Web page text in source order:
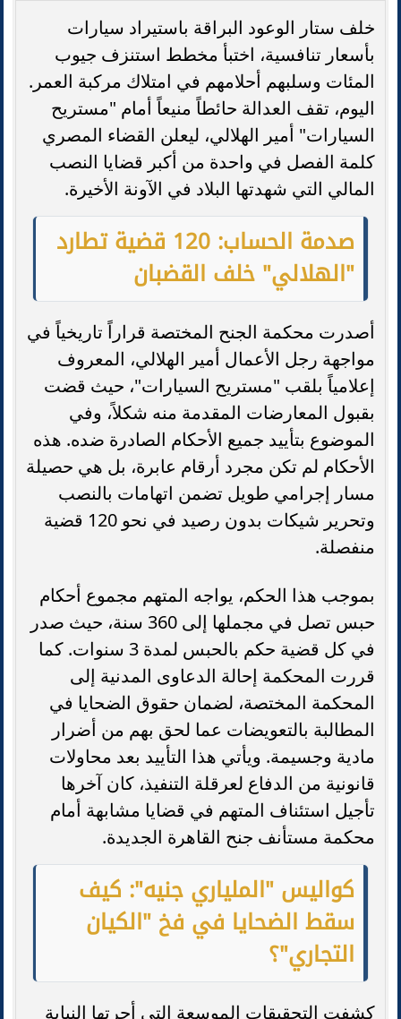
خلف ستار الوعود البراقة باستيراد سيارات
بأسعار تنافسية، اختبأ مخطط استنزف جيوب
المئات وسلبهم أحلامهم في امتلاك مركبة العمر.
اليوم، تقف العدالة حائطاً منيعاً أمام "مستريح
السيارات" أمير الهلالي، ليعلن القضاء المصري
كلمة الفصل في واحدة من أكبر قضايا النصب
المالي التي شهدتها البلاد في الآونة الأخيرة.
صدمة الحساب: 120 قضية تطارد
"الهلالي" خلف القضبان
أصدرت محكمة الجنح المختصة قراراً تاريخياً في
مواجهة رجل الأعمال أمير الهلالي، المعروف
إعلامياً بلقب "مستريح السيارات"، حيث قضت
بقبول المعارضات المقدمة منه شكلاً، وفي
الموضوع بتأييد جميع الأحكام الصادرة ضده. هذه
الأحكام لم تكن مجرد أرقام عابرة، بل هي حصيلة
مسار إجرامي طويل تضمن اتهامات بالنصب
وتحرير شيكات بدون رصيد في نحو 120 قضية
منفصلة.
بموجب هذا الحكم، يواجه المتهم مجموع أحكام
حبس تصل في مجملها إلى 360 سنة، حيث صدر
في كل قضية حكم بالحبس لمدة 3 سنوات. كما
قررت المحكمة إحالة الدعاوى المدنية إلى
المحكمة المختصة، لضمان حقوق الضحايا في
المطالبة بالتعويضات عما لحق بهم من أضرار
مادية وجسيمة. ويأتي هذا التأييد بعد محاولات
قانونية من الدفاع لعرقلة التنفيذ، كان آخرها
تأجيل استئناف المتهم في قضايا مشابهة أمام
محكمة مستأنف جنح القاهرة الجديدة.
كواليس "الملياري جنيه": كيف
سقط الضحايا في فخ "الكيان
التجاري"؟
كشفت التحقيقات الموسعة التي أجرتها النيابة